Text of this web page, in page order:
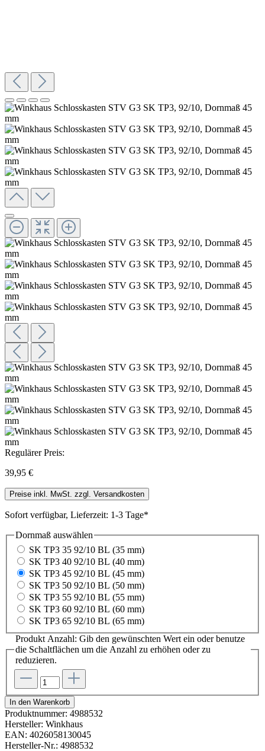
Regulärer Preis:
39,95 €
Preise inkl. MwSt. zzgl. Versandkosten
Sofort verfügbar, Lieferzeit: 1-3 Tage*
Dornmaß auswählen
SK TP3 35 92/10 BL (35 mm)
SK TP3 40 92/10 BL (40 mm)
SK TP3 45 92/10 BL (45 mm)
SK TP3 50 92/10 BL (50 mm)
SK TP3 55 92/10 BL (55 mm)
SK TP3 60 92/10 BL (60 mm)
SK TP3 65 92/10 BL (65 mm)
Produkt Anzahl: Gib den gewünschten Wert ein oder benutze
die Schaltflächen um die Anzahl zu erhöhen oder zu
reduzieren.
In den Warenkorb
Produktnummer: 4988532
Hersteller: Winkhaus
EAN: 4026058130045
Hersteller-Nr.: 4988532